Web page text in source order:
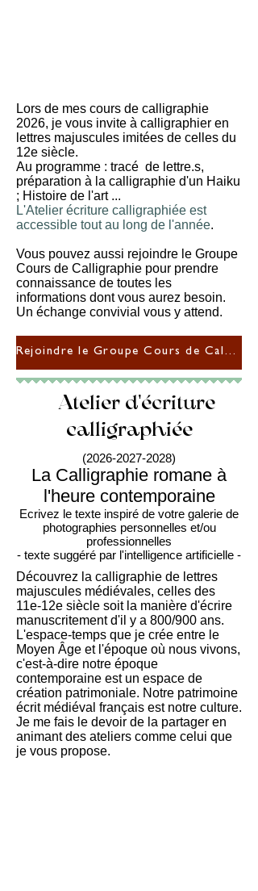
Lors de mes cours de calligraphie
2026, je vous invite à calligraphier en
lettres majuscules imitées de celles du
12e siècle.
Au programme : tracé de lettre.s,
préparation à la calligraphie d'un Haiku
; Histoire de l'art ...
L'Atelier écriture calligraphiée est
accessible tout au long de l'année.
Vous pouvez aussi rejoindre le Groupe
Cours de Calligraphie pour prendre
connaissance de toutes les
informations dont vous aurez besoin.
Un échange convivial vous y attend.
Rejoindre le Groupe Cours de Calligraphie
Atelier d'écriture
calligraphiée
(2026-2027-2028)
La Calligraphie romane à
l'heure contemporaine
Ecrivez le texte inspiré de votre galerie de
photographies personnelles et/ou
professionnelles
- texte suggéré par l'intelligence artificielle -
Découvrez la calligraphie de lettres
majuscules médiévales, celles des
11e-12e siècle soit la manière d'écrire
manuscritement d'il y a 800/900 ans.
L'espace-temps que je crée entre le
Moyen Âge et l'époque où nous vivons,
c'est-à-dire notre époque
contemporaine est un espace de
création patrimoniale. Notre patrimoine
écrit médiéval français est notre culture.
Je me fais le devoir de la partager en
animant des ateliers comme celui que
je vous propose.